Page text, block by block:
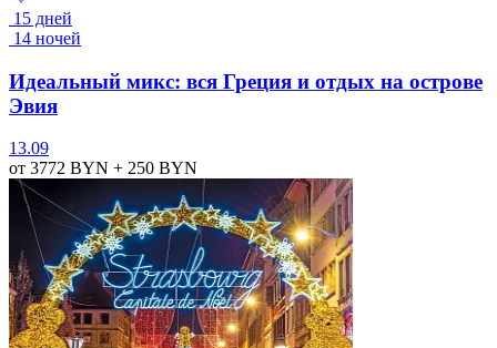
15 дней
14 ночей
Идеальный микс: вся Греция и отдых на острове
Эвия
13.09
от 3772 BYN + 250 BYN